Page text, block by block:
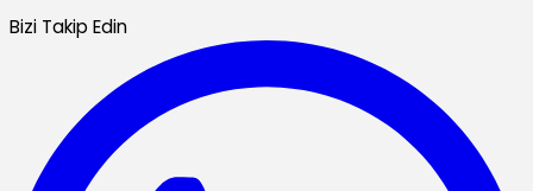
Bizi Takip Edin